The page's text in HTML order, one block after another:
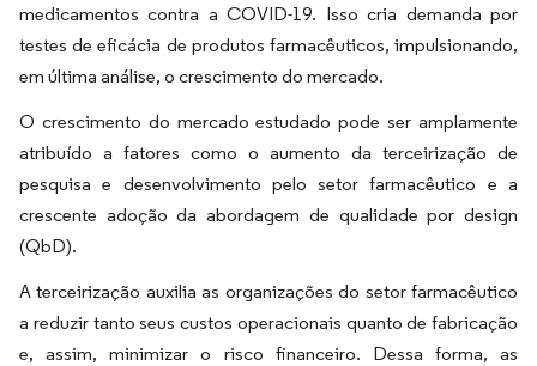
medicamentos contra a COVID-19. Isso cria demanda por
testes de eficácia de produtos farmacêuticos, impulsionando,
em última análise, o crescimento do mercado.
O crescimento do mercado estudado pode ser amplamente
atribuído a fatores como o aumento da terceirização de
pesquisa e desenvolvimento pelo setor farmacêutico e a
crescente adoção da abordagem de qualidade por design
(QbD).
A terceirização auxilia as organizações do setor farmacêutico
a reduzir tanto seus custos operacionais quanto de fabricação
e, assim, minimizar o risco financeiro. Dessa forma, as